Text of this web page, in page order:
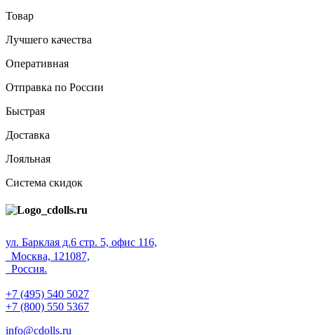
Товар
Лучшего качества
Оперативная
Отправка по России
Быстрая
Доставка
Лояльная
Система скидок
ул. Барклая д.6 стр. 5, офис 116,
Москва, 121087,
Россия.
+7 (495) 540 5027
+7 (800) 550 5367
info@cdolls.ru